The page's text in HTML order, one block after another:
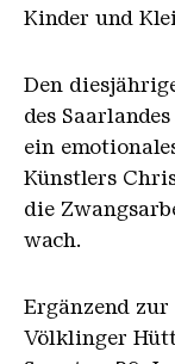
Kinder und
Den
des
ein
Künstlers
die
wach.
Ergänzend
Völklinger